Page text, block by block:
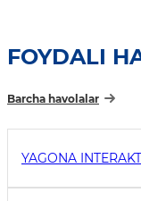
FOYDALI
Barcha havolalar
YAGONA